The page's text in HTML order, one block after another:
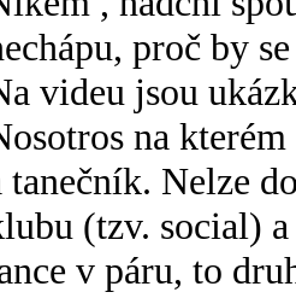
proč by
videu jsou
na
tanečník. Nelze
(tzv. social)
v páru, to